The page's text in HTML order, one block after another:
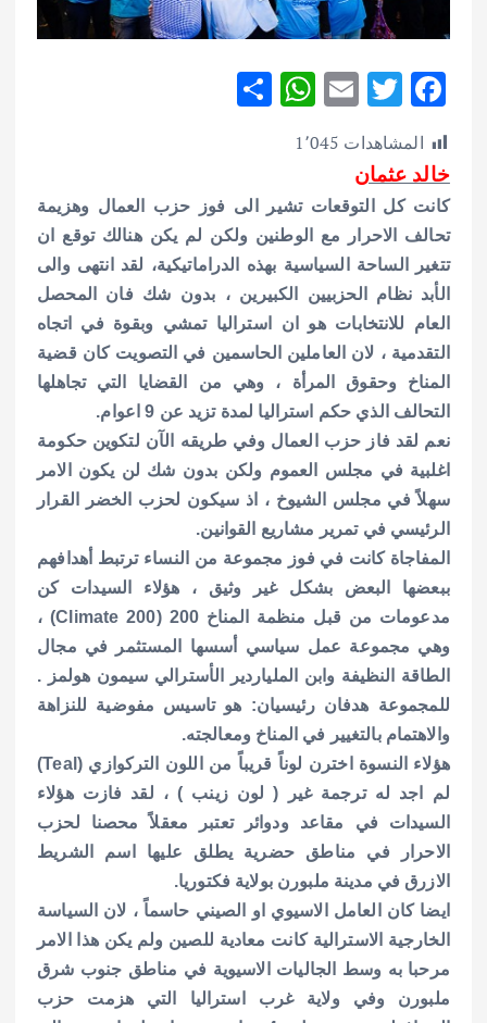
F
ac
e
b
o
o
k
T
w
it
te
r
E
m
ai
l
W
s
A
p
p
e
المشاهدات 1٬045
خالد عثمان
كانت كل التوقعات تشير الى فوز حزب العمال وهزيمة
تحالف الاحرار مع الوطنين ولكن لم يكن هنالك توقع ان
تتغير الساحة السياسية بهذه الدراماتيكية، لقد انتهى والى
الأبد نظام الحزبيين الكبيرين ، بدون شك فان المحصل
العام للانتخابات هو ان استراليا تمشي وبقوة في اتجاه
التقدمية ، لان العاملين الحاسمين في التصويت كان قضية
المناخ وحقوق المرأة ، وهي من القضايا التي تجاهلها
التحالف الذي حكم استراليا لمدة تزيد عن 9 اعوام.
نعم لقد فاز حزب العمال وفي طريقه الآن لتكوين حكومة
اغلبية في مجلس العموم ولكن بدون شك لن يكون الامر
سهلاً في مجلس الشيوخ ، اذ سيكون لحزب الخضر القرار
الرئيسي في تمرير مشاريع القوانين.
المفاجاة كانت في فوز مجموعة من النساء ترتبط أهدافهم
ببعضها البعض بشكل غير وثيق ، هؤلاء السيدات كن
مدعومات من قبل منظمة المناخ 200 (Climate 200) ،
وهي مجموعة عمل سياسي أسسها المستثمر في مجال
الطاقة النظيفة وابن الملياردير الأسترالي سيمون هولمز .
للمجموعة هدفان رئيسيان: هو تاسيس مفوضية للنزاهة
والاهتمام بالتغيير في المناخ ومعالجته.
هؤلاء النسوة اخترن لوناً قريباً من اللون التركوازي (Teal)
لم اجد له ترجمة غير ( لون زينب ) ، لقد فازت هؤلاء
السيدات في مقاعد ودوائر تعتبر معقلاً محصنا لحزب
الاحرار في مناطق حضرية يطلق عليها اسم الشريط
الازرق في مدينة ملبورن بولاية فكتوريا.
ايضا كان العامل الاسيوي او الصيني حاسماً ، لان السياسة
الخارجية الاسترالية كانت معادية للصين ولم يكن هذا الامر
مرحبا به وسط الجاليات الاسيوية في مناطق جنوب شرق
ملبورن وفي ولاية غرب استراليا التي هزمت حزب